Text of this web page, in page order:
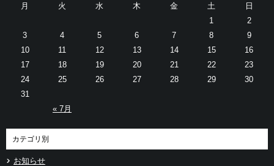
月
火 水 木 金 土 日
« 7月
1
2
3
4 5 6 7 8
9
10
11 12 13 14 15
16
17
18 19 20 21 22
23
24
25 26 27 28 29
30
31
カテゴリ別
お知らせ